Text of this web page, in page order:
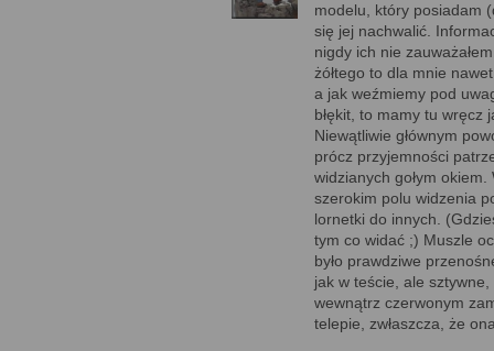
modelu, który posiadam
się jej nachwalić.
nigdy ich nie
żółtego to dla mnie
a jak weźmiemy pod
błękit, to mamy tu
Niewątliwie głównym
prócz przyjemności
widzianych gołym
szerokim polu widzenia
lornetki do innych.
tym co widać ;) Muszle
było prawdziwe
jak w teście, ale
wewnątrz czerwonym
telepie, zwłaszcza, że